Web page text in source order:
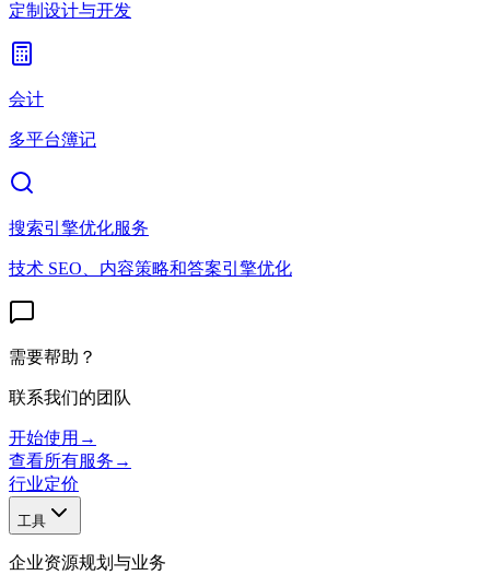
定制设计与开发
会计
多平台簿记
搜索引擎优化服务
技术 SEO、内容策略和答案引擎优化
需要帮助？
联系我们的团队
开始使用 →
查看所有服务 →
行业定价
工具
企业资源规划与业务